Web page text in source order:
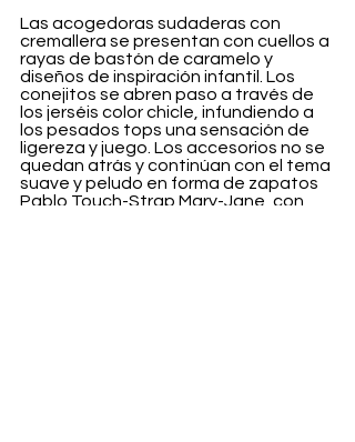
Las acogedoras sudaderas con
cremallera se presentan con cuellos a
rayas de bastón de caramelo y
diseños de inspiración infantil. Los
conejitos se abren paso a través de
los jerséis color chicle, infundiendo a
los pesados tops una sensación de
ligereza y juego. Los accesorios no se
quedan atrás y continúan con el tema
suave y peludo en forma de zapatos
Pablo Touch-Strap Mary-Jane, con